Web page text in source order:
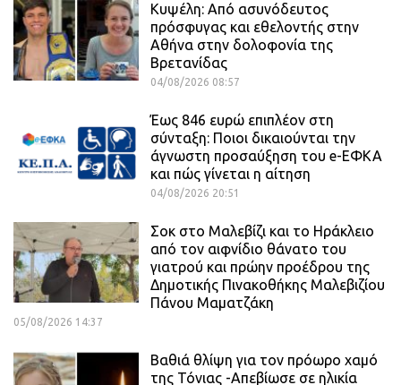
Κυψέλη: Από ασυνόδευτος
πρόσφυγας και εθελοντής στην
Αθήνα στην δολοφονία της
Βρετανίδας
04/08/2026 08:57
Έως 846 ευρώ επιπλέον στη
σύνταξη: Ποιοι δικαιούνται την
άγνωστη προσαύξηση του e-ΕΦΚΑ
και πώς γίνεται η αίτηση
04/08/2026 20:51
Σοκ στο Μαλεβίζι και το Ηράκλειο
από τον αιφνίδιο θάνατο του
γιατρού και πρώην προέδρου της
Δημοτικής Πινακοθήκης Μαλεβιζίου
Πάνου Μαματζάκη
05/08/2026 14:37
Βαθιά θλίψη για τον πρόωρο χαμό
της Τόνιας -Απεβίωσε σε ηλικία